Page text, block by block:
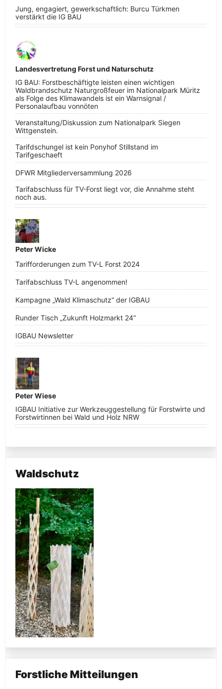
Jung, engagiert, gewerkschaftlich: Burcu Türkmen
verstärkt die IG BAU
Landesvertretung Forst und Naturschutz
IG BAU: Forstbeschäftigte leisten einen wichtigen
Waldbrandschutz Naturgroßfeuer im Nationalpark Müritz
als Folge des Klimawandels ist ein Warnsignal /
Personalaufbau vonnöten
Veranstaltung/Diskussion zum Nationalpark Siegen
Wittgenstein.
Tarifdschungel ist kein Ponyhof Stillstand im
Tarifgeschaeft
DFWR Mitgliederversammlung 2026
Tarifabschluss für TV-Forst liegt vor, die Annahme steht
noch aus.
Peter Wicke
Tarifforderungen zum TV-L Forst 2024
Tarifabschluss TV-L angenommen!
Kampagne „Wald Klimaschutz“ der IGBAU
Runder Tisch „Zukunft Holzmarkt 24“
IGBAU Newsletter
Peter Wiese
IGBAU Initiative zur Werkzeuggestellung für Forstwirte und
Forstwirtinnen bei Wald und Holz NRW
Waldschutz
Forstliche Mitteilungen